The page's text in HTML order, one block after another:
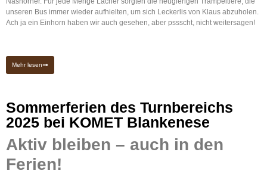
unseren Bus immer wieder aufhielten, um sich Leckerlis von Klaus abzuholen.
Ach ja ein Einhorn haben wir auch gesehen, aber pssscht, nicht weitersagen!
Mehr lesen
Sommerferien des Turnbereichs
2025 bei KOMET Blankenese
Aktiv bleiben – auch in den
Ferien!